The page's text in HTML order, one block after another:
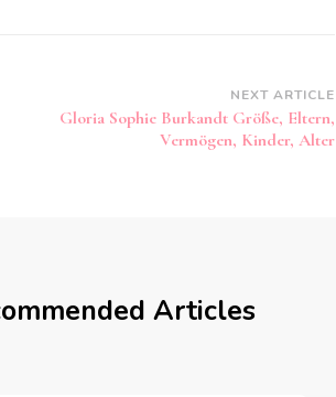
NEXT ARTICLE
Gloria Sophie Burkandt Größe, Eltern,
Vermögen, Kinder, Alter
Articles